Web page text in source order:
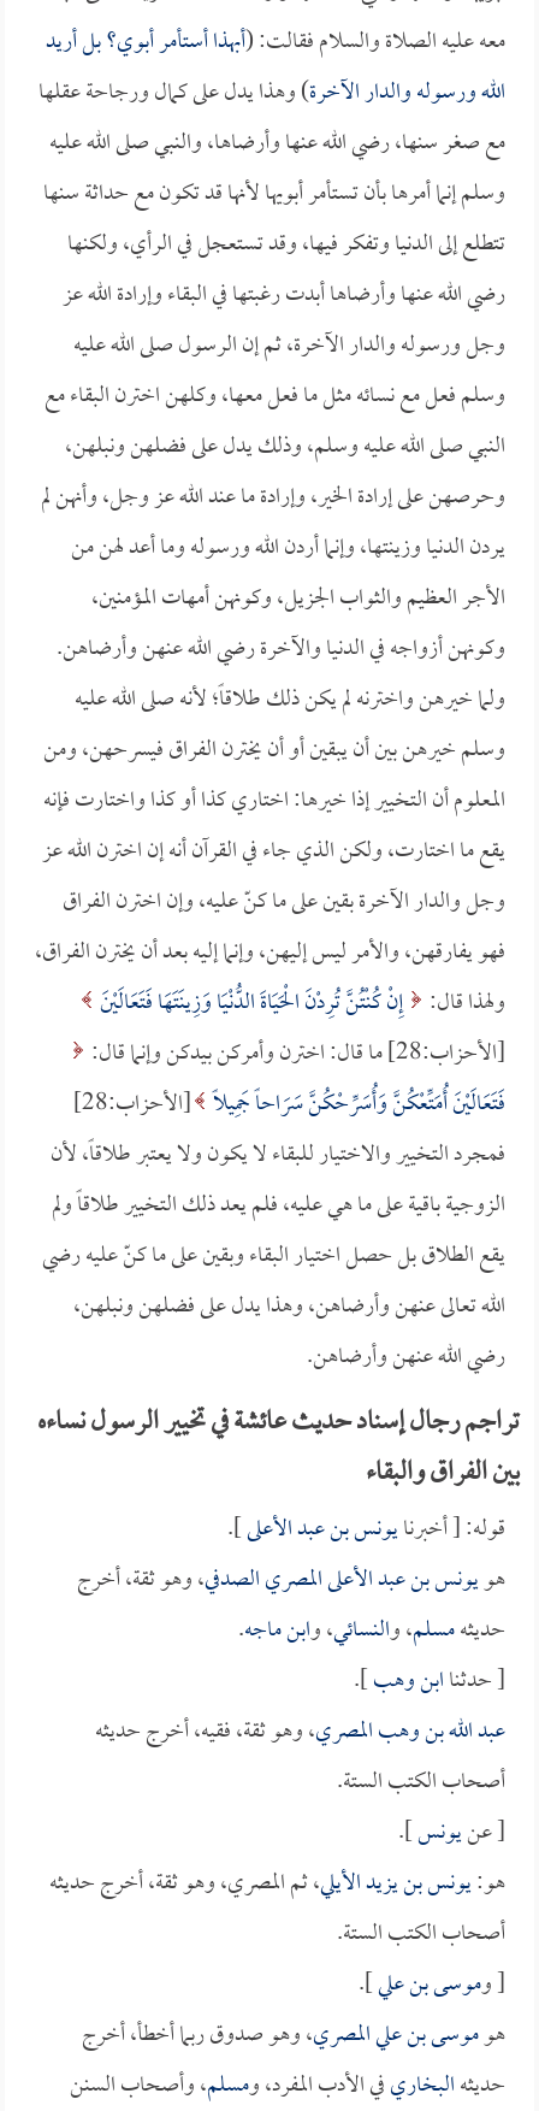
معه عليه الصلاة والسلام فقالت: (أبهذا أستأمر أبوي؟ بل أريد
الله ورسوله والدار الآخرة) وهذا يدل على كمال ورجاحة عقلها
مع صغر سنها، رضي الله عنها وأرضاها، والنبي صلى الله عليه
وسلم إنما أمرها بأن تستأمر أبويها لأنها قد تكون مع حداثة سنها
تتطلع إلى الدنيا وتفكر فيها، وقد تستعجل في الرأي، ولكنها
رضي الله عنها وأرضاها أبدت رغبتها في البقاء وإرادة الله عز
وجل ورسوله والدار الآخرة، ثم إن الرسول صلى الله عليه
وسلم فعل مع نسائه مثل ما فعل معها، وكلهن اخترن البقاء مع
النبي صلى الله عليه وسلم، وذلك يدل على فضلهن ونبلهن،
وحرصهن على إرادة الخير، وإرادة ما عند الله عز وجل، وأنهن لم
يردن الدنيا وزينتها، وإنما أردن الله ورسوله وما أعد لهن من
الأجر العظيم والثواب الجزيل، وكونهن أمهات المؤمنين،
وكونهن أزواجه في الدنيا والآخرة رضي الله عنهن وأرضاهن.
ولما خيرهن واخترنه لم يكن ذلك طلاقاً؛ لأنه صلى الله عليه
وسلم خيرهن بين أن يبقين أو أن يخترن الفراق فيسرحهن، ومن
المعلوم أن التخيير إذا خيرها: اختاري كذا أو كذا واختارت فإنه
يقع ما اختارت، ولكن الذي جاء في القرآن أنه إن اخترن الله عز
وجل والدار الآخرة بقين على ما كنّ عليه، وإن اخترن الفراق
فهو يفارقهن، والأمر ليس إليهن، وإنما إليه بعد أن يخترن الفراق،
ولهذا قال: إِنْ كُنْتُنَّ تُرِدْنَ الْحَيَاةَ الدُّنْيَا وَزِينَتَهَا فَتَعَالَيْنَ
[الأحزاب:28] ما قال: اخترن وأمركن بيدكن وإنما قال:
فَتَعَالَيْنَ أُمَتِّعْكُنَّ وَأُسَرِّحْكُنَّ سَرَاحاً جَمِيلاً
[الأحزاب:28]
فمجرد التخيير والاختيار للبقاء لا يكون ولا يعتبر طلاقاً، لأن
الزوجية باقية على ما هي عليه، فلم يعد ذلك التخيير طلاقاً ولم
يقع الطلاق بل حصل اختيار البقاء وبقين على ما كنّ عليه رضي
الله تعالى عنهن وأرضاهن، وهذا يدل على فضلهن ونبلهن،
رضي الله عنهن وأرضاهن.
تراجم رجال إسناد حديث عائشة في تخيير الرسول نساءه
بين الفراق والبقاء
قوله: [ أخبرنايونس بن عبد الأعلى].
هويونس بن عبد الأعلى المصري الصدفي، وهو ثقة، أخرج
حديثهمسلم، والنسائي، وابن ماجه.
[ حدثناابن وهب].
عبد الله بن وهب المصري، وهو ثقة، فقيه، أخرج حديثه
أصحاب الكتب الستة.
[ عنيونس].
هو:يونس بن يزيد الأيلي، ثم المصري، وهو ثقة، أخرج حديثه
أصحاب الكتب الستة.
[ وموسى بن علي].
هوموسى بن علي المصري، وهو صدوق ربما أخطأ، أخرج
حديثهالبخاريفي الأدب المفرد، ومسلم، وأصحاب السنن